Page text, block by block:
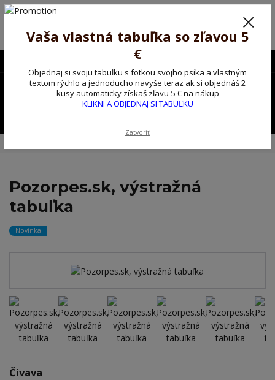
Poprosíme ctených zákazníkov o trpezlivosť, v tomto období máme
Preto sme Vám pripravili malý darček ako ospravedlnenie.
!!! ZĽAVA 5€ na PRVÚ objednávku nad 30€ s kódom pozorpes5 !!!
0,00 EUR
Pozorpes.sk, výstražná
tabuľka
Novinka
Čivava
Vaša vlastná tabuľka so zľavou 5
€
Objednaj si svoju tabuľku s fotkou svojho psíka a vlastným
textom rýchlo a jednoducho navyše teraz ak si objednáš 2
kusy automaticky získaš zľavu 5 € na nákup
KLIKNI A OBJEDNAJ SI TABUĽKU
Zatvoriť